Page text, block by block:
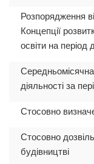
Розпорядження
Концепції
освіти на період
діяльності за
Стосовно
Стосовно
будівництві